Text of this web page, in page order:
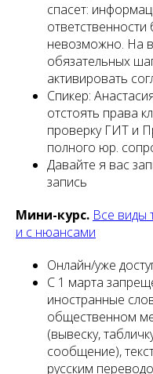
спасет:
ответственности
невозможно. На
обязательных
активировать
Спикер:
отстоять права
проверку ГИТ и
полного юр.
Давайте я вас
запись
Мини-курс. Все виды
и с нюансами
Онлайн/уже
С 1 марта
иностранные
общественном
(вывеску,
сообщение),
русским